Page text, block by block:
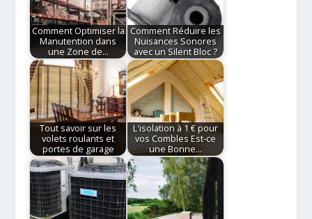
Comment Optimiser la
Manutention dans
une Zone de…
Comment Réduire les
Nuisances Sonores
avec un Silent Bloc ?
Tout savoir sur les
volets roulants et
portes de garage
L'isolation à 1 € pour
vos Combles Est-ce
une Bonne…